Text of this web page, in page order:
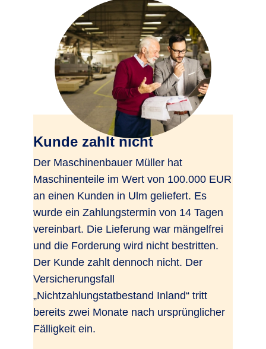
Kunde zahlt nicht
Der Maschinenbauer Müller hat
Maschinenteile im Wert von 100.000 EUR
an einen Kunden in Ulm geliefert. Es
wurde ein Zahlungstermin von 14 Tagen
vereinbart. Die Lieferung war mängelfrei
und die Forderung wird nicht bestritten.
Der Kunde zahlt dennoch nicht. Der
Versicherungsfall
„Nichtzahlungstatbestand Inland“ tritt
bereits zwei Monate nach ursprünglicher
Fälligkeit ein.